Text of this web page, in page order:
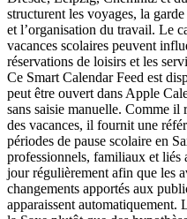
structurent les voyages, la
et l’organisation du travail. Le
vacances scolaires peuvent
réservations de loisirs et les
Ce Smart Calendar Feed est
peut être ouvert dans Apple
sans saisie manuelle. Comme
des vacances, il fournit une
périodes de pause scolaire en
professionnels, familiaux et liés
jour régulièrement afin que les
changements apportés aux
apparaissent